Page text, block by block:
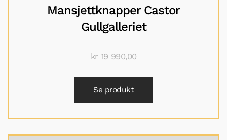
Mansjettknapper Castor
Gullgalleriet
kr 19 990,00
Se produkt